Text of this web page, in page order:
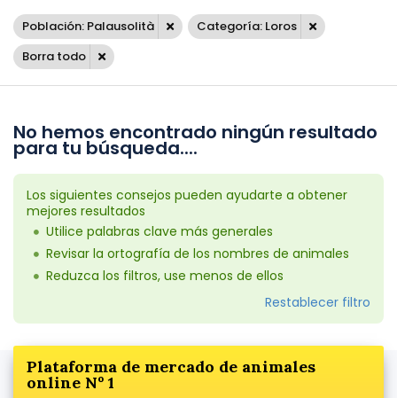
Población: Palausolità
Categoría: Loros
Borra todo
No hemos encontrado ningún resultado
para tu búsqueda....
Los siguientes consejos pueden ayudarte a obtener
mejores resultados
Utilice palabras clave más generales
Revisar la ortografía de los nombres de animales
Reduzca los filtros, use menos de ellos
Restablecer filtro
Plataforma de mercado de animales
online Nº 1